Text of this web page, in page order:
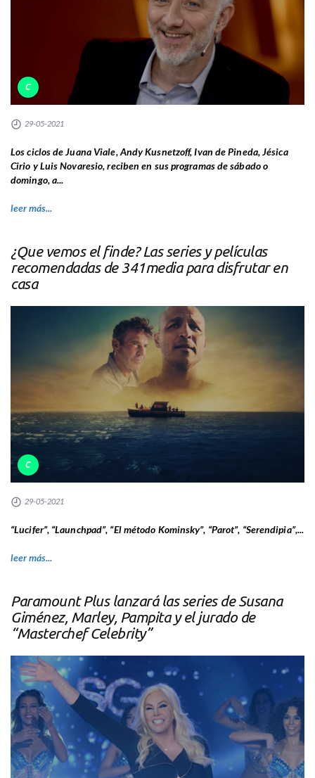
C
29-05-2021
Los ciclos de Juana Viale, Andy Kusnetzoff, Ivan de Pineda, Jésica
Cirio y Luis Novaresio, reciben en sus programas de sábado o
domingo, a...
leer más...
¿Que vemos el finde? Las series y películas
recomendadas de 341media para disfrutar en
casa
C
29-05-2021
“Lucifer”, “Launchpad”, “El método Kominsky”, “Parot”, “Serendipia”,...
leer más...
Paramount Plus lanzará las series de Susana
Giménez, Marley, Pampita y el jurado de
“Masterchef Celebrity”